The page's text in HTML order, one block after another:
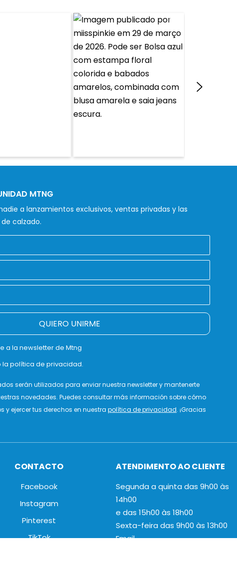
MTNG
a lanzamientos exclusivos, ventas privadas y las
calzado.
QUIERO UNIRME
a la newsletter de Mtng
la política de privacidad.
serán utilizados para enviar nuestra newsletter y mantenerte
novedades. Puedes consultar más información sobre cómo
y ejercer tus derechos en nuestra política de privacidad. ¡Gracias
CONTACTO
Facebook
Instagram
Pinterest
TikTok
ATENDIMENTO AO CLIENTE
Segunda a quinta das 9h00 às
14h00
e das 15h00 às 18h00
Sexta-feira das 9h00 às 13h00
Email